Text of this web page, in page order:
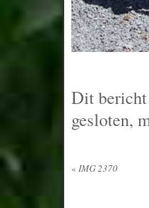
Dit
gesloten,
« IMG 2370